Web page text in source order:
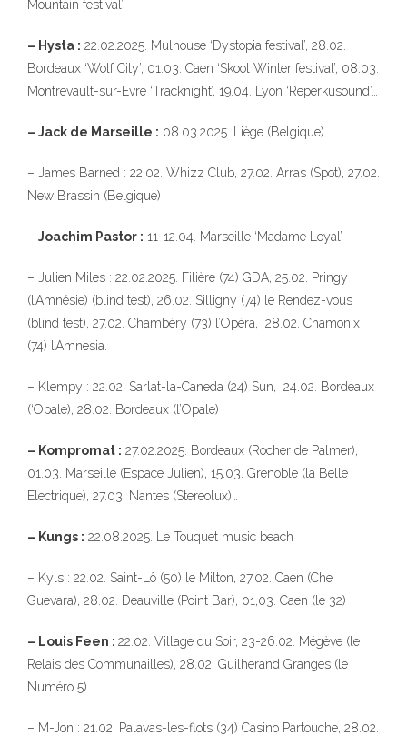
Mountain festival’
– Hysta : 22.02.2025. Mulhouse ‘Dystopia festival’, 28.02.
Bordeaux ‘Wolf City’, 01.03. Caen ‘Skool Winter festival’, 08.03.
Montrevault-sur-Evre ‘Tracknight’, 19.04. Lyon ‘Reperkusound’…
– Jack de Marseille : 08.03.2025. Liège (Belgique)
– James Barned : 22.02. Whizz Club, 27.02. Arras (Spot), 27.02.
New Brassin (Belgique)
– Joachim Pastor : 11-12.04. Marseille ‘Madame Loyal’
– Julien Miles : 22.02.2025. Filière (74) GDA, 25.02. Pringy
(l’Amnésie) (blind test), 26.02. Silligny (74) le Rendez-vous
(blind test), 27.02. Chambéry (73) l’Opéra, 28.02. Chamonix
(74) l’Amnesia.
– Klempy : 22.02. Sarlat-la-Caneda (24) Sun, 24.02. Bordeaux
(‘Opale), 28.02. Bordeaux (l’Opale)
– Kompromat : 27.02.2025. Bordeaux (Rocher de Palmer),
01.03. Marseille (Espace Julien), 15.03. Grenoble (la Belle
Electrique), 27.03. Nantes (Stereolux)…
– Kungs : 22.08.2025. Le Touquet music beach
– Kyls : 22.02. Saint-Lô (50) le Milton, 27.02. Caen (Che
Guevara), 28.02. Deauville (Point Bar), 01,03. Caen (le 32)
– Louis Feen : 22.02. Village du Soir, 23-26.02. Mégève (le
Relais des Communailles), 28.02. Guilherand Granges (le
Numéro 5)
– M-Jon : 21.02. Palavas-les-flots (34) Casino Partouche, 28.02.